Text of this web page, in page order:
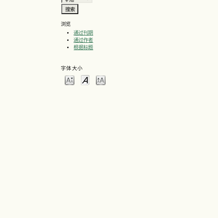
浏览
通过刊期
通过作者
根据标题
字体大小